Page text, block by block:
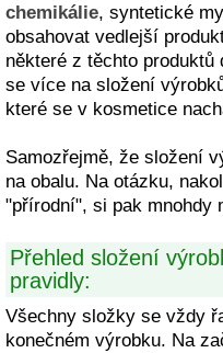
chemikálie, syntetické
obsahovat vedlejší
některé z těchto
se více na složení
které se v kosmetice
Samozřejmě, že složení
na obalu. Na otázku,
"přírodní", si pak mnohdy
Přehled složení
pravidly:
Všechny složky se vždy
konečném výrobku. Na